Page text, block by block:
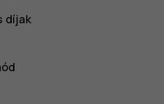
díjak